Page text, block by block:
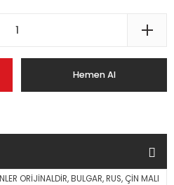
Hemen Al
ORİJİNALDİR, BULGAR, RUS, ÇİN MALI